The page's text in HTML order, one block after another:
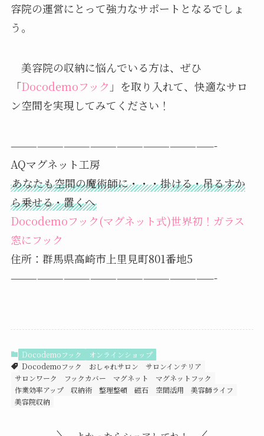
容院の運営にとって強力なサポートとなるでしょ
う。
美容院の収納に悩んでいる方は、ぜひ
「Docodemoフック 」を取り入れて、快適なサロ
ン空間を実現してみてください！
———————————————————————-
AQマグネット工房
あなたも空間の魔術師に・・・掛ける・吊るすか
ら乗せる・置くへ
Docodemoフック(マグネット式)世界初！ガラス
窓にフック
住所：群馬県高崎市上里見町801番地5
———————————————————————-
Docodemoフック
オンラインショップ
Docodemoフック
おしゃれサロン
サロンインテリア
サロンワーク
フックカバー マグネット
マグネットフック
作業効率アップ
収納術 整理整頓 磁石 空間活用
美容師ライフ
美容院収納